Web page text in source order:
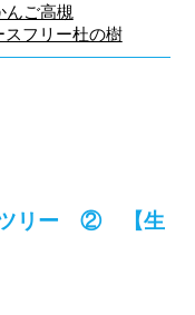
んご高槻
スフリー杜の樹
ツリー ② 【生